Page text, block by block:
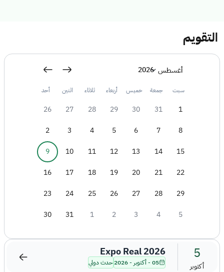
التقويم
أغسطس 2026
أحد اثنين ثلاثاء أربعاء خميس جمعة سبت
26 27 28 29 30 31
1
2
3 4 5 6 7
8
9
10 11 12 13 14
15
16
17 18 19 20 21
22
23
24 25 26 27 28
29
30
31 1 2 3 4 5
5
أكتوبر
Expo Real 2026
05 - أكتوبر - 2026 حدث دولي